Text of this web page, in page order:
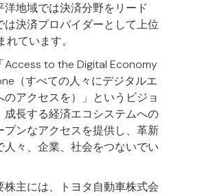
洋地域では決済分野をリード
は決済プロバイダーとして上位
ています。
Access to the Digital Economy
（すべての人々にデジタルエ
のアクセスを）」というビジョ
成長する経済エコシステムへの
プンなアクセスを提供し、革新
人々、企業、社会をつないでい
株主には、トヨタ自動車株式会